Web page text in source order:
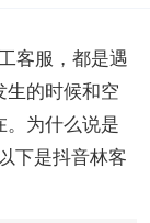
客服，都是遇
生的时候和空
。为什么说是
下是抖音林客